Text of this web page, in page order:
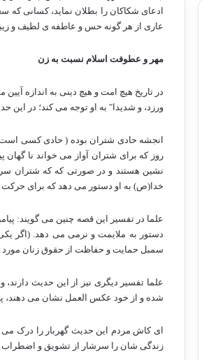
ادعای شکاکان را بطلان نماید، کسانی
عاری از هر گونه حس و عاطفه ی لطیف و
مهر و عطوفت اسلام نسبت به زن
در تاریخ هیچ امت و هیچ دینی به اندازه
ورزد، و شدیدا" به او توجه می کند؛ در
انجشه حادی شتران بوده ( حادی کسی است
روز که برای شتران آواز می خواند نا
نشین هستند و در صورتی که که شتران
خدا(ص) به او دستور می دهد که برای حرکت
علما در تفسیر این قصه چنین می گویند:
دستور به ملایمت و نرمی می دهد. (اگر یکی
سمبل حمایت و حفاظت از حقوق زنان مورد
علما تفسیر دیگری نیز از این حدیث
شده و از خود عکس العمل نشان می دهند،
ای کاش مردم این حدیث گهربار را درک می
زندگی شان را سرشار از تشویق و اضطراب